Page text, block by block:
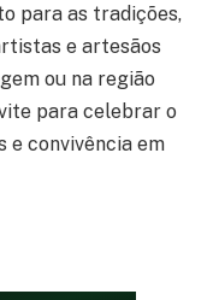
para as tradições,
e artesãos
ou na região
para celebrar o
e convivência em